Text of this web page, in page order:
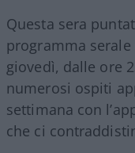
Questa sera
programma
giovedì, dalle ore
numerosi ospiti
settimana con
che ci